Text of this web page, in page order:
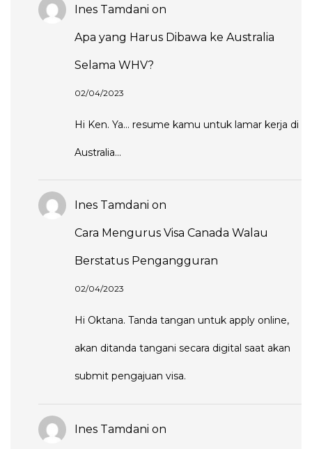
Ines Tamdani on
Apa yang Harus Dibawa ke Australia
Selama WHV?
02/04/2023
Hi Ken. Ya... resume kamu untuk lamar kerja di
Australia...
Ines Tamdani on
Cara Mengurus Visa Canada Walau
Berstatus Pengangguran
02/04/2023
Hi Oktana. Tanda tangan untuk apply online,
akan ditanda tangani secara digital saat akan
submit pengajuan visa.
Ines Tamdani on